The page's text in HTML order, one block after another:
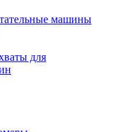
машины
для